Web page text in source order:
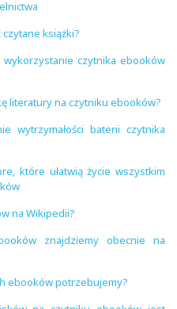
książki?
czytnika ebooków
literatury na czytniku ebooków?
wytrzymałości baterii czytnika
które ułatwią życie wszystkim
na Wikipedii?
znajdziemy obecnie na
ebooków potrzebujemy?